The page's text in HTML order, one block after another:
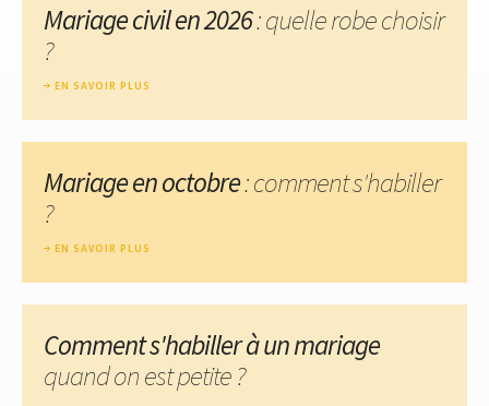
Mariage civil en 2026: quelle robe choisir
?
EN SAVOIR PLUS
Mariage en octobre: comment s'habiller
?
EN SAVOIR PLUS
Comment s'habiller à un mariage
quand on est petite ?